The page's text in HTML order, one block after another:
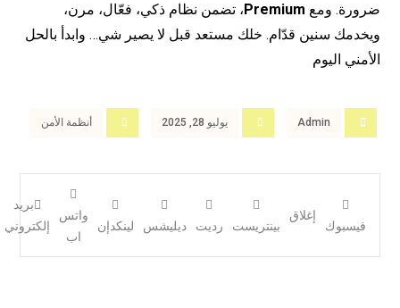
ضرورة. ومع Premium، تضمن نظام ذكي، فعّال، مرن،
ويخدمك سنين قدّام. خلك مستعد قبل لا يصير شي… وابدأ بالحل
الأمني اليوم
Admin يوليو 28, 2025 أنظمة الأمن
فيسبوك
إغلاق
بينتريست رديت ديليشس لينكدإن
واتس
اب
بريد
إلكتروني